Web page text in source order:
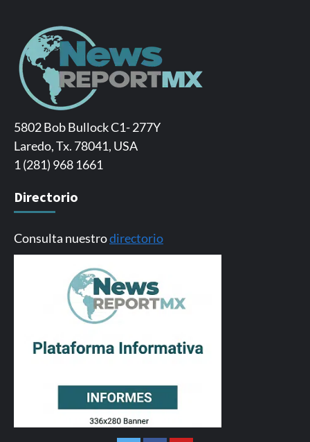
5802 Bob Bullock C1- 277Y
Laredo, Tx. 78041, USA
1 (281) 968 1661
Directorio
Consulta nuestrodirectorio